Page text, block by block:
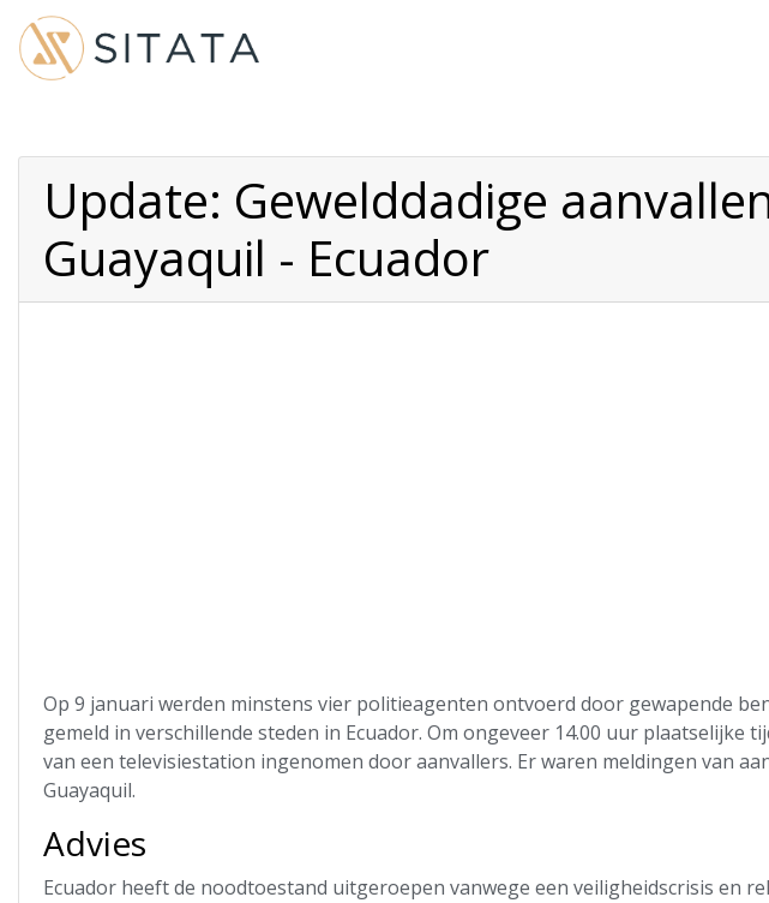
Update: Gewelddadige
Guayaquil - Ecuador
Op 9 januari werden minstens vier politieagenten ontvoerd door gewapende
gemeld in verschillende steden in Ecuador. Om ongeveer 14.00 uur plaatselijke
van een televisiestation ingenomen door aanvallers. Er waren meldingen van
Guayaquil.
Advies
Ecuador heeft de noodtoestand uitgeroepen vanwege een veiligheidscrisis en